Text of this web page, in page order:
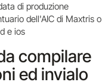
di produzione
dell'AIC di Maxtris o
e ios
compilare
ed invialo